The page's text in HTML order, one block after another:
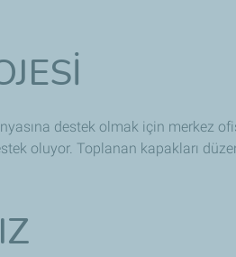
destek olmak için merkez
oluyor. Toplanan kapakları